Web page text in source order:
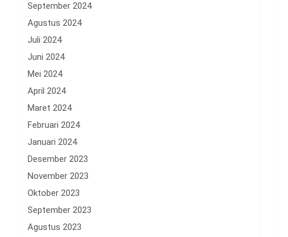
September 2024
Agustus 2024
Juli 2024
Juni 2024
Mei 2024
April 2024
Maret 2024
Februari 2024
Januari 2024
Desember 2023
November 2023
Oktober 2023
September 2023
Agustus 2023